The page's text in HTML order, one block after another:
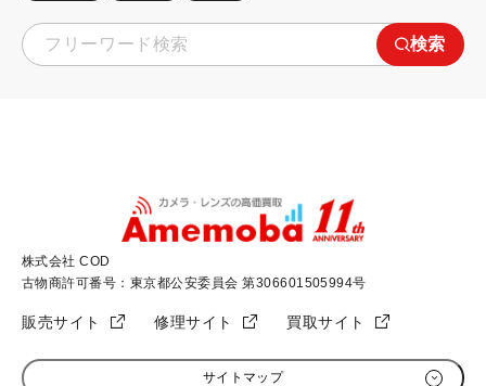
検索
株式会社 COD
古物商許可番号：東京都公安委員会 第306601505994号
販売サイト 修理サイト 買取サイト
サイトマップ